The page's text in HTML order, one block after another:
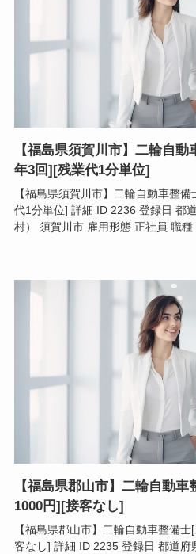
【福島県須賀川市】二輪自
年3回][残業代1分単位]
【福島県須賀川市】二輪自動車整
代1分単位] 詳細 ID 2236 登録日 都
村） 須賀川市 雇用形態 正社員 職種
【福島県郡山市】二輪自動
1000円][接客なし]
【福島県郡山市】二輪自動車整備
客なし] 詳細 ID 2235 登録日 都道府